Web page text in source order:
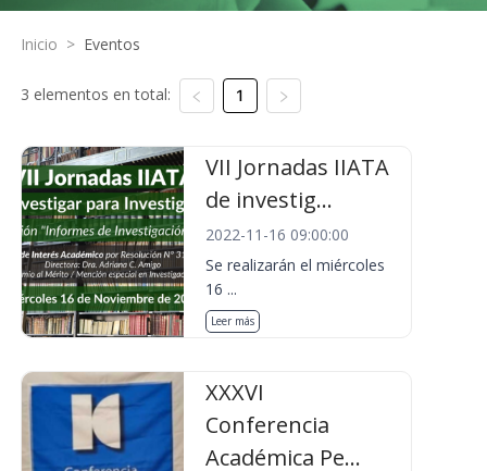
Inicio > Eventos
3 elementos en total: 1
VII Jornadas IIATA
de investig...
2022-11-16 09:00:00
Se realizarán el miércoles
16 ...
Leer más
XXXVI
Conferencia
Académica Pe...